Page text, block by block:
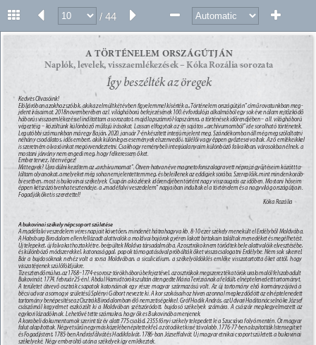
/ 44
A TÖRTÉNELEM ORSZÁGÚTJÁN
Naplók, levelek, visszaemlékezések – Kóka Rozália sorozata
Kedves Olvasóink!
Elöljáróban azokhoz szólok, akik az elmúlt két évben ﬁgyelemmel kísérték a „Történelem országútján” című rovatunkban meg-
jelent írásaimat. 2018 novemberében az I. világháború befejezésének 100. évfordulója alkalmából egy sok éve nálam rejtőzködő
háborús visszaemlékezéssel indítottam a sorozatot, majd lapszámról-lapszámra, a történések időrendjében – a II. világháború
végeztéig – közöltünk különböző műfajú írásokat. Lassan elfogytak az én sajátos „archívumomból” ide sorolható történetek.
Legutóbbi számunkban már egy Baján, 2020. január 7-én készített interjúm jelent meg. Szándékomban áll még megszólaltatni
néhány csodálatos, idős embert, akik különleges események elszenvedői, túlélői vagy éppen győztesei voltak. Az ő emlékeikkel
is szeretném olvasóinkat megörvendeztetni. Csakhogy reménybeli interjúalanyaim különböző falvakban, városokban élnek, a
mostani járvány nem engedi meg, hogy felkeressem őket.
Ember tervez, Isten végez!
Mit tegyek? Újra dúlni kezdtem az „archívumomat”. Ötven-hatvan éve magnetofonszalagra vett néprajzi gyűjtéseim között ta-
láltam olyanokat, amelyeket még soha nem jelentettem meg, és beleillenek az eddigiek sorába. Szereplőik, mint minden koráb-
bi esetben, most is bukovinai székelyek. Csupán a közlések időrendjében történt nagy visszaugrás az időben. Mostani hőseim
éppen kétszázötvenhat esztendeje, a „madéfalvi veszedelem” napjaiban indultak el a történelem és a nagyvilág országútjain.
Fogadják őket is szeretettel!
Kóka Rozália
A bukovinai székely népcsoport születése
A madéfalvi veszedelem véres napjait követően, mindenét hátrahagyva kb. 8-10 ezer székely menekült el Erdélyből Moldvába.
A Habsburg Birodalom ellen fellázadt alattvalók a moldvai bojárok gyéren lakott birtokain találtak menedéket és megélhetést.
Új telepeket, új falvakat hoztak létre, beépültek Moldva társadalmába. Az osztrákok nem törődtek bele alattvalóik elvesztésébe,
és különböző módszerekkel, katonasággal, papok támogatásával próbálták őket visszacsalogatni Erdélybe. Nem sok sikerrel.
Bár a bujdosóknak nehéz volt a sorsa Moldvában, a siculicidium, a székelyöldöklés emléke visszatartotta őket attól, hogy
visszatérjenek szülőföldjükre.
Tíz esztendő múlva, az 1768–1774-es orosz-török háború befejeztével, az osztrákok megszerezték a török uralom alól felszabadult
Bukovinát. 1774. február 25-én I. Abdul Hamid török szultán átengedte Mária Teréziának a feldúlt, elnéptelenedett tartományt.
A területet átvevő osztrák csapatok katonáinak egy része magyar származású volt. Az új tartomány első kormányzójává a
bécsi udvar a somogyi születésű Splényi Gábort nevezte ki. A kor szokásaihoz híven azonnal megkezdődött az elnéptelenedett
tartomány benépesítése az Osztrák Birodalomban élő nemzetiségekkel. Gróf Hadik András, az Udvari Haditanács elnöke József
császárnál kegyelmet eszközölt ki a Moldvában szétszóródott, bujdosó székelyek számára. A császár megkegyelmezett az
egykori lázadóknak. Lehetővé tette számukra, hogy ők es Bukovinába menjenek.
A korabeli dokumentumok szerint tíz év alatt 775 család, 2355 főnyi székely telepedett le a Szucsáva folyó mentén. Öt magyar
falut alapítottak. Négyet sűrűn egymás közelében építettek fel, az ötödiket kissé távolabb. 1776-77-ben alapították Istensegítset
és Fogadjistent, 1785-ben Andrásfalvát és Hadikfalvát, 1786-ban Józseﬀalvát. Új magyar etnikai csoport született, a bukovinai
székelyeké. Négy emberöltő után a székelyek így emlékeztek.
Így beszélték az öregek